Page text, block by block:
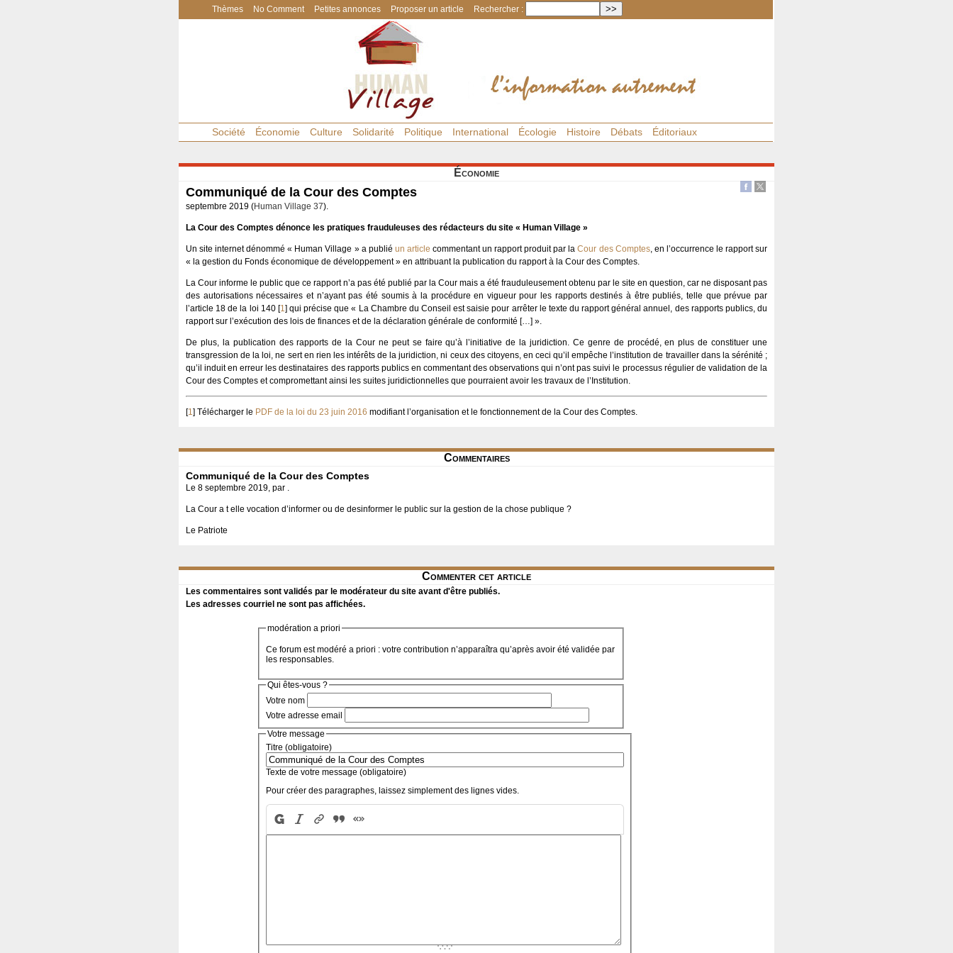
Thèmes No Comment Petites annonces Proposer un article Rechercher :
Société Économie Culture Solidarité Politique International Écologie Histoire Débats Éditoriaux
Économie
Communiqué de la Cour des Comptes
septembre 2019 (Human Village 37).
La Cour des Comptes dénonce les pratiques frauduleuses des rédacteurs du site « Human Village »
Un site internet dénommé « Human Village » a publié un article commentant un rapport produit par laCour des Comptes, en l’occurrence le rapport sur
« la gestion du Fonds économique de développement » en attribuant la publication du rapport à la Cour des Comptes.
La Cour informe le public que ce rapport n’a pas été publié par la Cour mais a été frauduleusement obtenu par le site en question, car ne disposant pas
des autorisations nécessaires et n’ayant pas été soumis à la procédure en vigueur pour les rapports destinés à être publiés, telle que prévue par
l’article 18 de la loi 140[1] qui précise que « La Chambre du Conseil est saisie pour arrêter le texte du rapport général annuel, des rapports publics, du
rapport sur l’exécution des lois de finances et de la déclaration générale de conformité […] ».
De plus, la publication des rapports de la Cour ne peut se faire qu’à l’initiative de la juridiction. Ce genre de procédé, en plus de constituer une
transgression de la loi, ne sert en rien les intérêts de la juridiction, ni ceux des citoyens, en ceci qu’il empêche l’institution de travailler dans la sérénité ;
qu’il induit en erreur les destinataires des rapports publics en commentant des observations qui n’ont pas suivi le processus régulier de validation de la
Cour des Comptes et compromettant ainsi les suites juridictionnelles que pourraient avoir les travaux de l’Institution.
[1] Télécharger le PDF de la loi du 23 juin 2016 modifiant l’organisation et le fonctionnement de la Cour des Comptes.
Commentaires
Communiqué de la Cour des Comptes
Le 8 septembre 2019, par .
La Cour a t elle vocation d’informer ou de desinformer le public sur la gestion de la chose publique ?
Le Patriote
Commenter cet article
Les commentaires sont validés par le modérateur du site avant d'être publiés.
Les adresses courriel ne sont pas affichées.
modération a priori
Ce forum est modéré a priori : votre contribution n’apparaîtra qu’après avoir été validée par
les responsables.
Qui êtes-vous ?
Votre nom
Votre adresse email
Votre message
Titre (obligatoire)
Texte de votre message (obligatoire)
Pour créer des paragraphes, laissez simplement des lignes vides.